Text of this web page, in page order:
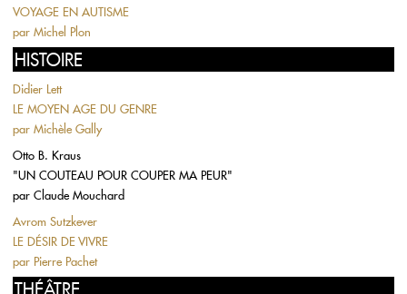
VOYAGE EN AUTISME
par Michel Plon
HISTOIRE
Didier Lett
LE MOYEN AGE DU GENRE
par Michèle Gally
Otto B. Kraus
"UN COUTEAU POUR COUPER MA PEUR"
par Claude Mouchard
Avrom Sutzkever
LE DÉSIR DE VIVRE
par Pierre Pachet
THÉÂTRE